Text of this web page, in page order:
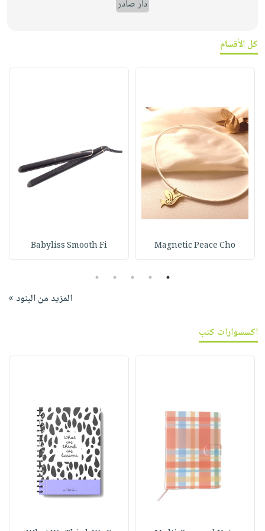
دار صادر
كل الأقسام
Magnetic Peace Cho
Babyliss Smooth Fi
1
2
3
4
5
المزيد من البنود »
اكسسوارات كتب